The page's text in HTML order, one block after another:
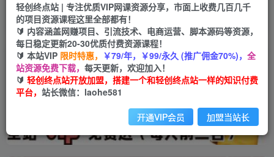
投稿专区 免费
教程必须完整详细
APP下载
Down
轻创终点站 | 专注优质VIP网课资源分享，市面上收费几百几千
的项目资源课程这里全部都有！
🔰 内容涵盖网赚项目、引流技术、电商运营、脚本源码等资源，
每日稳定更新20-30优质付费资源课程！
🔰 本站VIP 限时特惠， ￥79/年，￥99/永久 (推广佣金70%)， 全
站资源免费下载， 每天更新，欢迎加入！
🔰 轻创终点站开放加盟，搭建一个和轻创终点站一样的知识付费
平台， 站长微信：laohe581
开通VIP会员 加盟当站长